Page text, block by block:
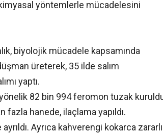
yöntemlerle mücadelesini
biyolojik mücadele kapsamında
üreterek, 35 ilde salım
yaptı.
82 bin 994 feromon tuzak
hanede, ilaçlama yapıldı.
Ayrıca kahverengi kokarca